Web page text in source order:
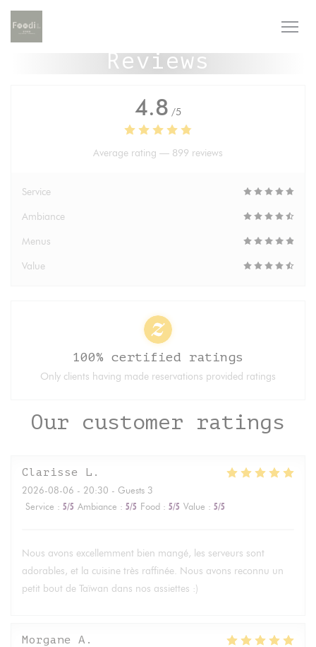
Personalizing your cookie choices
Reviews
Our customer ratings
Clarisse L
2026-08-06 - 20:30 - Guests 3
Service : 5/5 Ambiance : 5/5 Food : 5/5 Value : 5/5
Nous avons excellemment bien mangé, les serveurs sont
adorables, et la cuisine très raffinée. Nous avons reconnu un
petit bout de Taïwan dans nos assiettes :)
Morgane A
4.8 /5
Average rating — 899 reviews
Service
Ambiance
Menus
Value
100% certified ratings
Only clients having made reservations provided ratings